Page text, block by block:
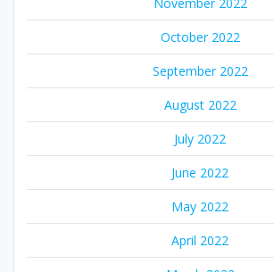
October 2022
September 2022
August 2022
July 2022
June 2022
May 2022
April 2022